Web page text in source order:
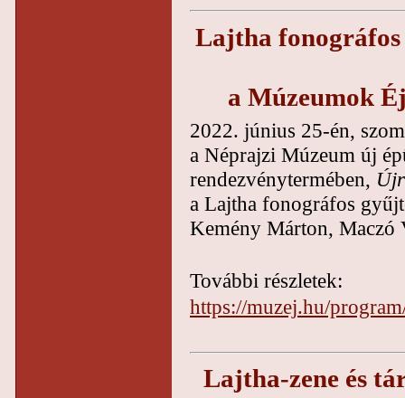
Lajtha fonográfos
a Múzeumok
2022. június 25-én,
a Néprajzi Múzeum új
rendezvénytermében,
a Lajtha fonográfos
Kemény Márton, Maczó
További részletek:
https://muzej.hu/
Lajtha-zene és